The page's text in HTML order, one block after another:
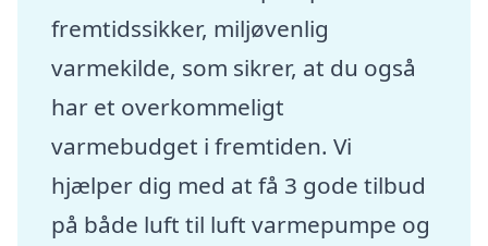
fremtidssikker, miljøvenlig
varmekilde, som sikrer, at du også
har et overkommeligt
varmebudget i fremtiden. Vi
hjælper dig med at få 3 gode tilbud
på både luft til luft varmepumpe og